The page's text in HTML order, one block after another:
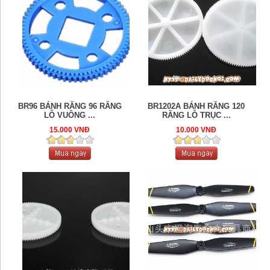
BR96 BÁNH RĂNG 96 RĂNG
LỖ VUÔNG ...
15.000 VNĐ
BR1202A BÁNH RĂNG 120
RĂNG LỖ TRỤC ...
10.000 VNĐ